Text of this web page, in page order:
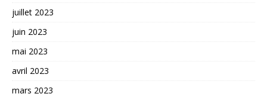
juillet 2023
juin 2023
mai 2023
avril 2023
mars 2023